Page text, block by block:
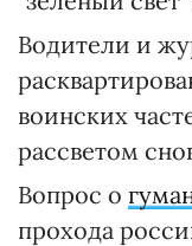
Водители и
воинских
рассветом
Вопрос о
прохода